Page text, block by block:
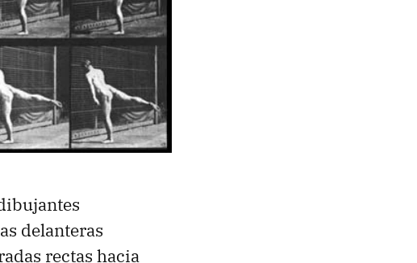
delanteras
rectas hacia